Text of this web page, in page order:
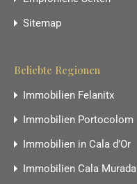
Sitemap
Beliebte Regionen
Immobilien Felanitx
Immobilien Portocolom
Immobilien in Cala d’Or
Immobilien Cala Murada